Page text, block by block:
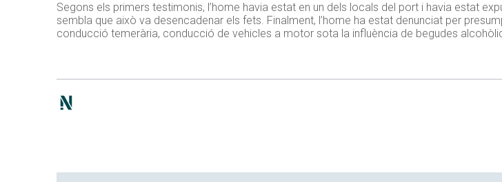
Segons els primers testimonis, l’home havia estat en un dels locals del port i havia estat
sembla que això va desencadenar els fets. Finalment, l’home ha estat denunciat per
conducció temerària, conducció de vehicles a motor sota la influència de begudes